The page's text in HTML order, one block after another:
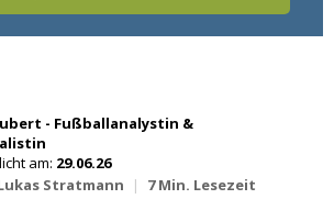
- Fußballanalystin &
am: 29.06.26
Stratmann | 7 Min. Lesezeit